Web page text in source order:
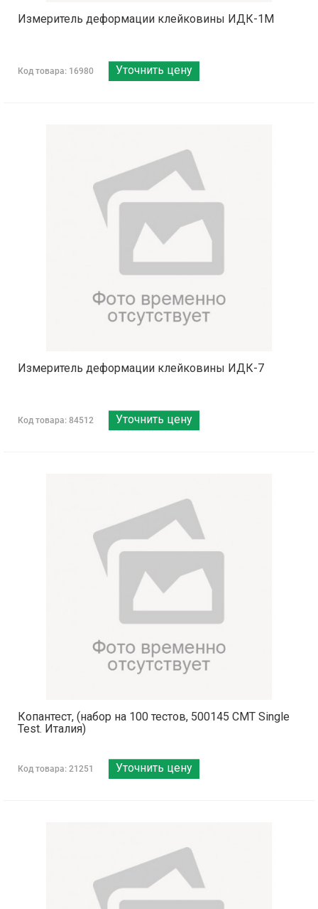
Измеритель деформации клейковины ИДК-1М
Код товара: 16980 Уточнить цену
Измеритель деформации клейковины ИДК-7
Код товара: 84512 Уточнить цену
Копантест, (набор на 100 тестов, 500145 СМТ Single
Test. Италия)
Код товара: 21251 Уточнить цену